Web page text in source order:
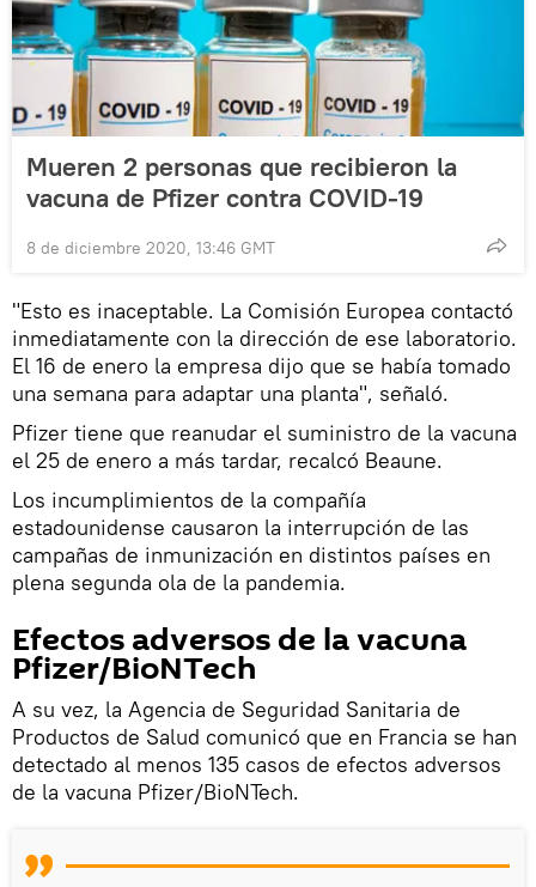
Mueren 2 personas que recibieron la
vacuna de Pfizer contra COVID-19
8 de diciembre 2020, 13:46 GMT
"Esto es inaceptable. La Comisión Europea contactó
inmediatamente con la dirección de ese laboratorio.
El 16 de enero la empresa dijo que se había tomado
una semana para adaptar una planta", señaló.
Pfizer tiene que reanudar el suministro de la vacuna
el 25 de enero a más tardar, recalcó Beaune.
Los incumplimientos de la compañía
estadounidense causaron la interrupción de las
campañas de inmunización en distintos países en
plena segunda ola de la pandemia.
Efectos adversos de la vacuna
Pfizer/BioNTech
A su vez, la Agencia de Seguridad Sanitaria de
Productos de Salud comunicó que en Francia se han
detectado al menos 135 casos de efectos adversos
de la vacuna Pfizer/BioNTech.